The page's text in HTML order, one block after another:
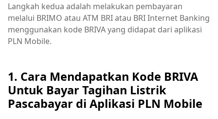
Langkah kedua adalah melakukan pembayaran
melalui BRIMO atau ATM BRI atau BRI Internet Banking
menggunakan kode BRIVA yang didapat dari aplikasi
PLN Mobile.
1. Cara Mendapatkan Kode BRIVA
Untuk Bayar Tagihan Listrik
Pascabayar di Aplikasi PLN Mobile